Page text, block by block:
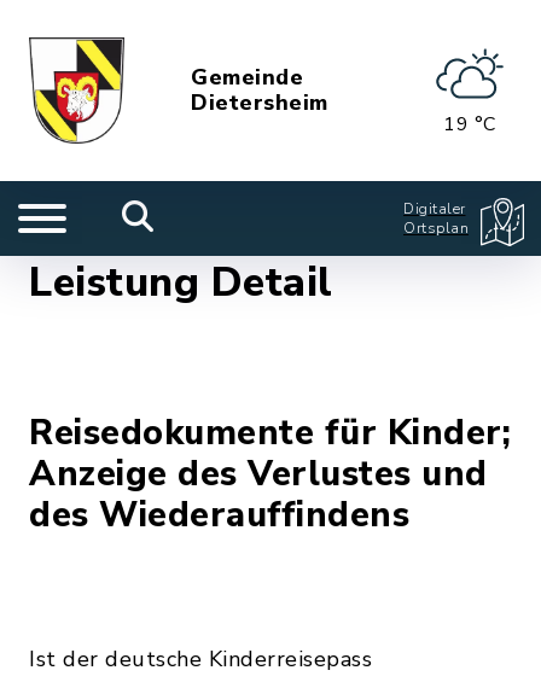
Gemeinde
Dietersheim
19 °C
Digitaler
Ortsplan
Leistung Detail
Reisedokumente für Kinder;
Anzeige des Verlustes und
des Wiederauffindens
Ist der deutsche Kinderreisepass